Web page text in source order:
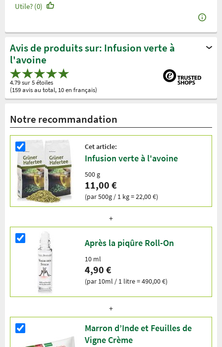
Utile? (0)
Avis de produits sur: Infusion verte à
l'avoine
4.79 sur 5 étoiles
(159 avis au total, 10 en français)
Notre recommandation
Cet article:
Infusion verte à l'avoine
500 g
11,00 €
(par 500g / 1 kg = 22,00 €)
Après la piqûre Roll-On
10 ml
4,90 €
(par 10ml / 1 litre = 490,00 €)
Marron d’Inde et Feuilles de
Vigne Crème